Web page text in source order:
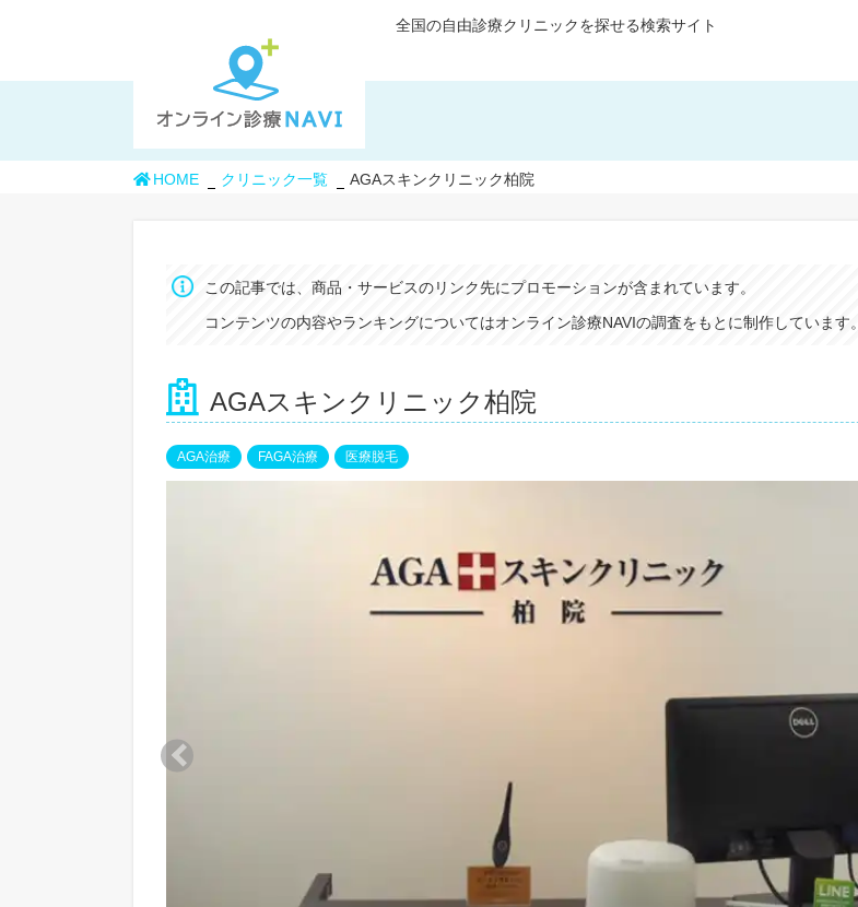
全国の自由診療クリニックを探せる検索サイト
HOME クリニック一覧 AGAスキンクリニック柏院
この記事では、商品・サービスのリンク先にプロモーションが含まれています。
コンテンツの内容やランキングについてはオンライン診療NAVIの調査をもとに制作しています。
AGAスキンクリニック柏院
AGA治療 FAGA治療 医療脱毛